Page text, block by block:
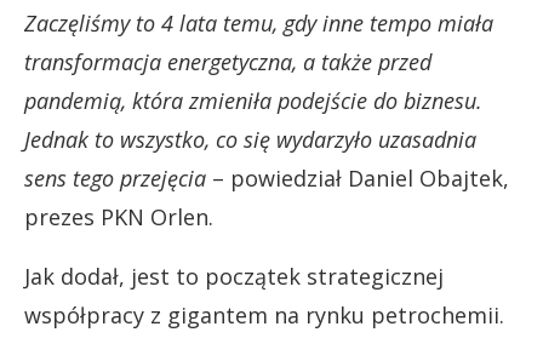
Zaczęliśmy to 4 lata temu, gdy inne tempo miała
transformacja energetyczna, a także przed
pandemią, która zmieniła podejście do biznesu.
Jednak to wszystko, co się wydarzyło uzasadnia
sens tego przejęcia – powiedział Daniel Obajtek,
prezes PKN Orlen.
Jak dodał, jest to początek strategicznej
współpracy z gigantem na rynku petrochemii.